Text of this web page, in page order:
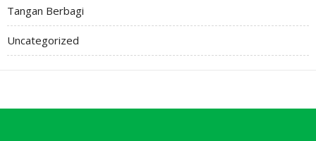
Tangan Berbagi
Uncategorized